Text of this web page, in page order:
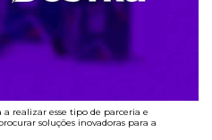
realizar esse tipo de parceria e
soluções inovadoras para a